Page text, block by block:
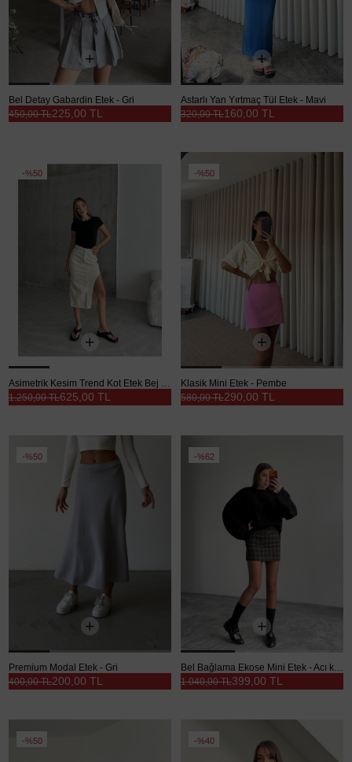
Bel Detay Gabardin Etek - Gri
225,00 TL
450,00 TL
Astarlı Yan Yırtmaç Tül Etek - Mavi
160,00 TL
320,00 TL
%50
Asimetrik Kesim Trend Kot Etek Bej - Bej
625,00 TL
1.250,00 TL
%50
Klasik Mini Etek - Pembe
290,00 TL
580,00 TL
%50
Premium Modal Etek - Gri
200,00 TL
400,00 TL
%62
399,00 TL
1.040,00 TL
%50 %40